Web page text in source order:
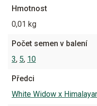
Hmotnost
0,01 kg
Počet semen v balení
3, 5, 10
Předci
White Widow x